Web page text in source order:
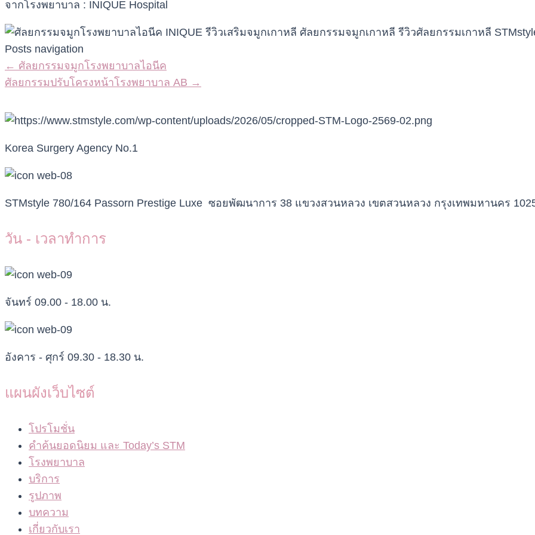
จากโรงพยาบาล : INIQUE Hospital
Posts navigation
← ศัลยกรรมจมูกโรงพยาบาลไอนีค
ศัลยกรรมปรับโครงหน้าโรงพยาบาล AB →
Korea Surgery Agency No.1
STMstyle 780/164 Passorn Prestige Luxe ซอยพัฒนาการ 38 แขวงสวนหลวง เขตสวนหลวง กรุงเทพมหานคร
วัน - เวลาทำการ
จันทร์ 09.00 - 18.00 น.
อังคาร - ศุกร์ 09.30 - 18.30 น.
แผนผังเว็บไซต์
โปรโมชั่น
คำค้นยอดนิยม และ Today’s STM
โรงพยาบาล
บริการ
รูปภาพ
บทความ
เกี่ยวกับเรา